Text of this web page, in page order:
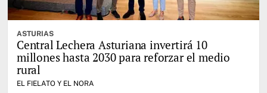
ASTURIAS
Central Lechera Asturiana invertirá 10
millones hasta 2030 para reforzar el medio
rural
EL FIELATO Y EL NORA